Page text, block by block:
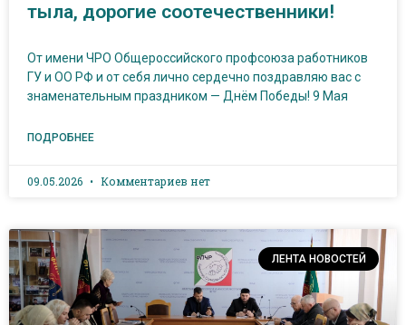
тыла, дорогие соотечественники!
От имени ЧРО Общероссийского профсоюза работников
ГУ и ОО РФ и от себя лично сердечно поздравляю вас с
знаменательным праздником — Днём Победы! 9 Мая
ПОДРОБНЕЕ
09.05.2026 Комментариев нет
ЛЕНТА НОВОСТЕЙ